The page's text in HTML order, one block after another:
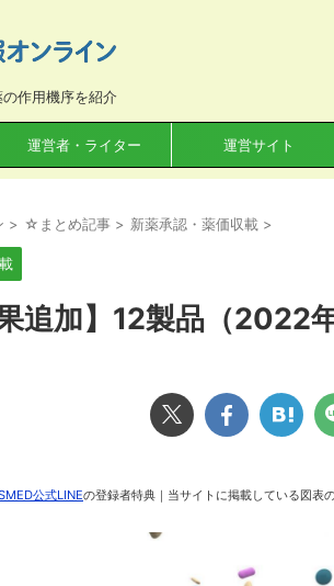
作用機序を紹介
運営者・ライター 運営サイト
> ☆まとめ記事 > 新薬承認・薬価収載 >
追加】12製品（2022
公式LINEの登録者特典｜当サイトに掲載している図表